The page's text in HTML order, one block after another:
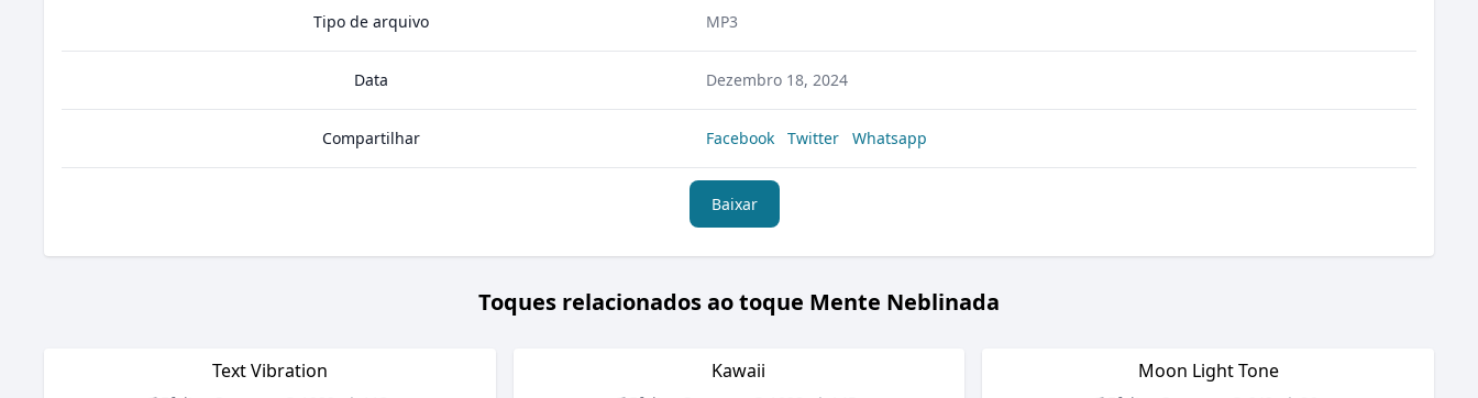
Tipo de arquivo MP3
Data Dezembro 18, 2024
Compartilhar Facebook Twitter Whatsapp
Baixar
Toques relacionados ao toque Mente Neblinada
Text Vibration Kawaii Moon Light Tone